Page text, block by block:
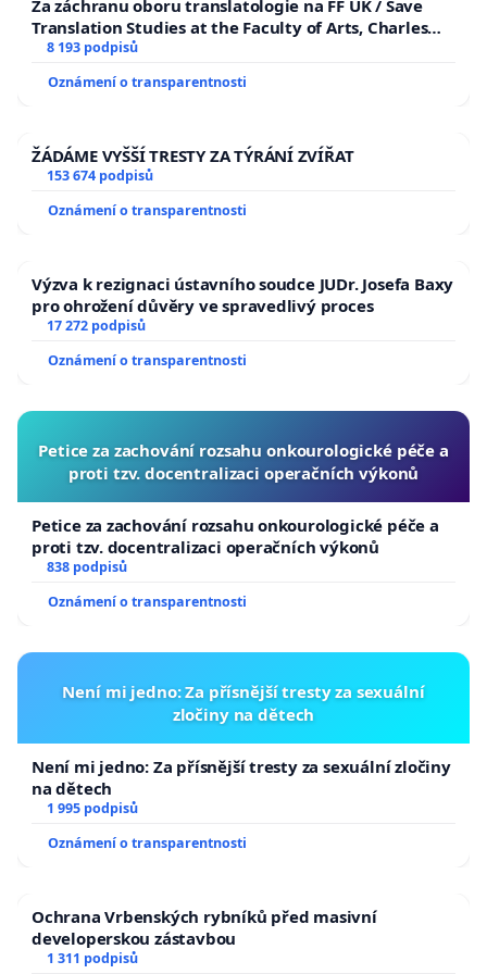
rozhodování lékařů musí být výhradně zdraví a
blaho každého jednotlivého pacienta, nikoli
finanční pobídky. Odmítáme, aby byli lékaři nuceni
individualni potřeby či získanou postinfekční
imunitu. Hodnocení lékařů podle míry
proočkovanosti jejich pacientů představuje
Naopak žádáme, aby byla lékařům umožněna
svobodná diskuse s pacienty na téma rizik
vakcinace.
zdravý životní styl, sport, výživa a omezení stresu a
aby strategie prevence byla postavena na širších
obecně aplikovatelných zásadách, nikoli jen na
tvorby strategie musí prokázat, že nejsou ve střetu
zájmů. Jsou-li do tvorby zapojeny i soukromé
spolky, natož entity bez právní subjektivity jako
například Česká vakcinologická společnost, musí
být vyloučeno, že jejich členové nehájí zájmy
výrobců vakcín či jiných firem, což by mohlo být v
Odpovědnost lékaře za provedený zákrok:
Odmítáme plány na možnost očkování lékaři všech
Za záchranu oboru translatologie na FF UK / Save
Translation Studies at the Faculty of Arts, Charles
University
8 193 podpisů
Oznámení o transparentnosti
ŽÁDÁME VYŠŠÍ TRESTY ZA TÝRÁNÍ ZVÍŘAT
153 674 podpisů
Oznámení o transparentnosti
Výzva k rezignaci ústavního soudce JUDr. Josefa Baxy
pro ohrožení důvěry ve spravedlivý proces
17 272 podpisů
Oznámení o transparentnosti
Petice za zachování rozsahu onkourologické péče a
proti tzv. docentralizaci operačních výkonů
Petice za zachování rozsahu onkourologické péče a
proti tzv. docentralizaci operačních výkonů
838 podpisů
Oznámení o transparentnosti
Není mi jedno: Za přísnější tresty za sexuální
zločiny na dětech
Není mi jedno: Za přísnější tresty za sexuální zločiny
na dětech
1 995 podpisů
Oznámení o transparentnosti
Ochrana Vrbenských rybníků před masivní
developerskou zástavbou
1 311 podpisů